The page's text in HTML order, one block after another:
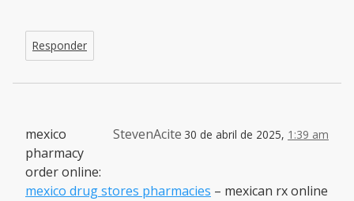
Responder
StevenAcite 30 de abril de 2025, 1:39 am
mexico
pharmacy
order online:
mexico drug stores pharmacies – mexican rx online